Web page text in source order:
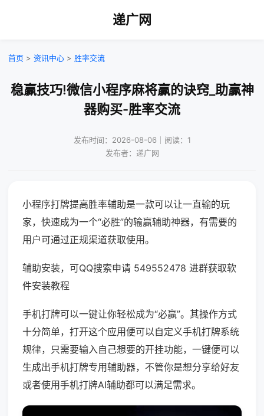
递广网
首页 > 资讯中心 > 胜率交流
稳赢技巧!微信小程序麻将赢的诀窍_助赢神
器购买-胜率交流
发布时间：2026-08-06｜阅读：1
发布者：递广网
小程序打牌提高胜率辅助是一款可以让一直输的玩
家，快速成为一个“必胜”的输赢辅助神器，有需要的
用户可通过正规渠道获取使用。
辅助安装，可QQ搜索申请 549552478 进群获取软
件安装教程
手机打牌可以一键让你轻松成为“必赢”。其操作方式
十分简单，打开这个应用便可以自定义手机打牌系统
规律，只需要输入自己想要的开挂功能，一键便可以
生成出手机打牌专用辅助器，不管你是想分享给好友
或者使用手机打牌AI辅助都可以满足需求。